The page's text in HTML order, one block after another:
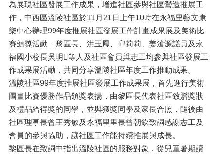
為展現社區發展工作成果，增進社區參與社區營造推展工
作，中西區溫陵社區於11月21日上午10時在永福里藝文康
樂中心辦理99年度推展社區發展工作計畫成果展及美術比
賽頒獎活動，黎區長、洪玉鳳、邱莉莉、姜滄源議員及永
福國小校長吳明等人及社區會員與志工均參與社區發展工
作成果展活動，共同分享溫陵社區年度工作推動成果。
溫陵社區99年度推展社區發展工作成果展，首先進行美術
圖畫比賽優勝作品頒獎表揚，由黎區長代表社區致贈獎狀
及禮品給得獎的同學，並與獲獎同學及家長合照，隨後由
社區理事長曾王秀敏及永福里里長曾朝欽致詞感謝志工及
會員的參與協助，讓社區工作能持續推展與成長。
黎區長在致詞中指出溫陵社區的服務對象，從兒童暑期讀